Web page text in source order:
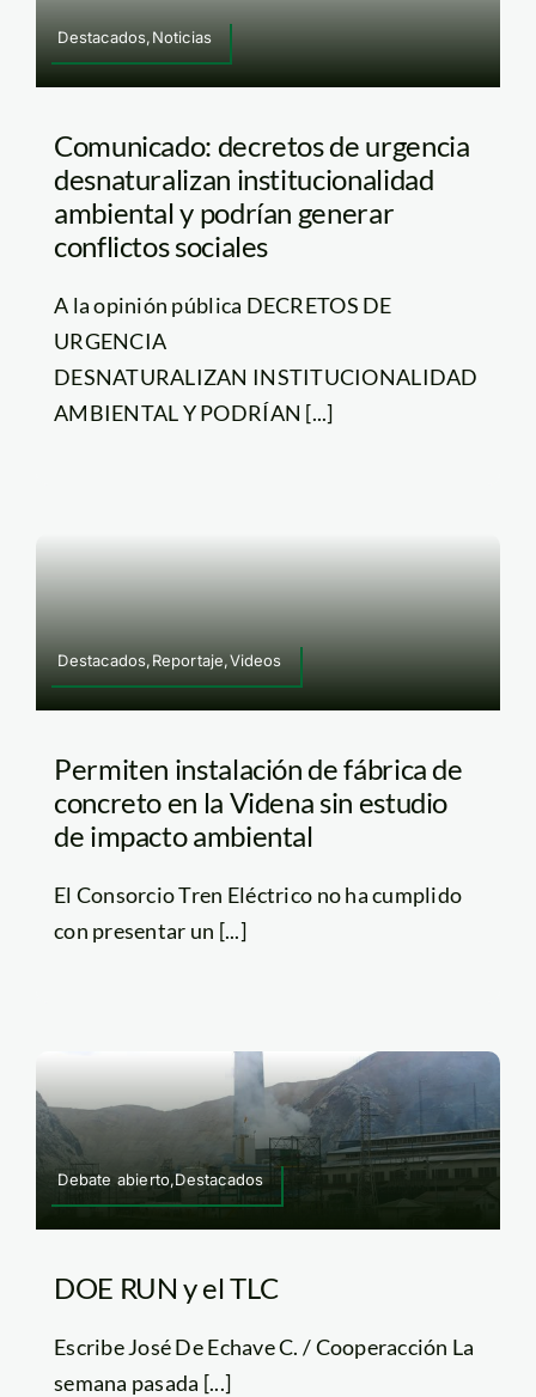
Destacados,Noticias
Comunicado: decretos de urgencia
desnaturalizan institucionalidad
ambiental y podrían generar
conflictos sociales
A la opinión pública DECRETOS DE
URGENCIA
DESNATURALIZAN INSTITUCIONALIDAD
AMBIENTAL Y PODRÍAN [...]
Destacados,Reportaje,Videos
Permiten instalación de fábrica de
concreto en la Videna sin estudio
de impacto ambiental
El Consorcio Tren Eléctrico no ha cumplido
con presentar un [...]
Debate abierto,Destacados
DOE RUN y el TLC
Escribe José De Echave C. / Cooperacción La
semana pasada [...]